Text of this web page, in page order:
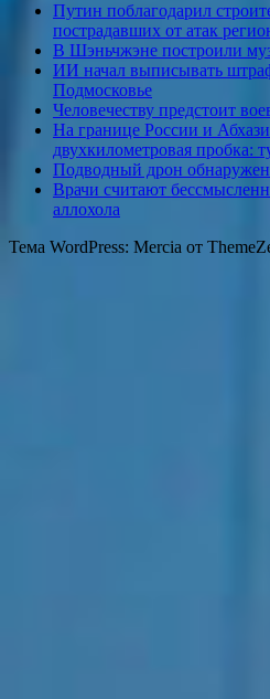
Путин поблагодарил
пострадавших от атак
В Шэньчжэне построили
ИИ начал выписывать
Подмосковье
Человечеству предстоит
На границе России и
двухкилометровая пробка:
Подводный дрон
Врачи считают
аллохола
Тема WordPress: Mercia от